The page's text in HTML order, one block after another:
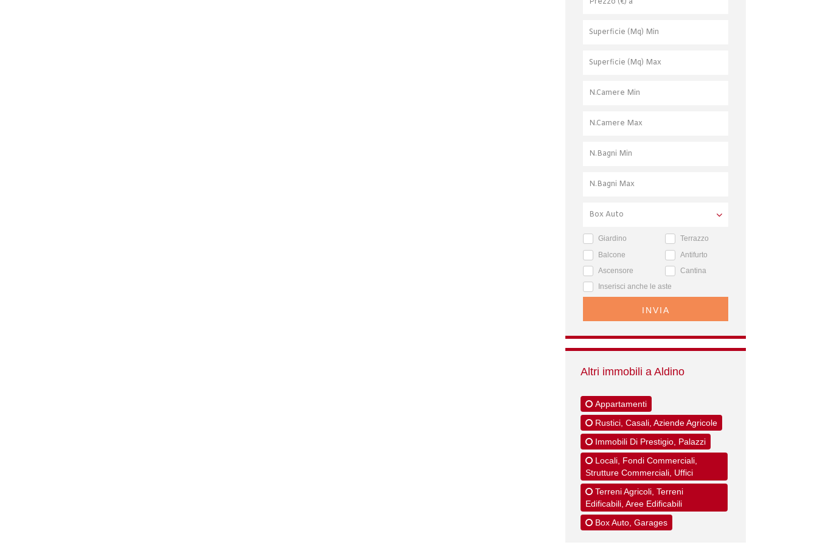
Giardino
Terrazzo
Balcone
Antifurto
Ascensore
Cantina
Inserisci anche le aste
INVIA
Altri immobili a Aldino
Appartamenti
Rustici, Casali, Aziende Agricole
Immobili Di Prestigio, Palazzi
Locali, Fondi Commerciali,
Strutture Commerciali, Uffici
Terreni Agricoli, Terreni
Edificabili, Aree Edificabili
Box Auto, Garages